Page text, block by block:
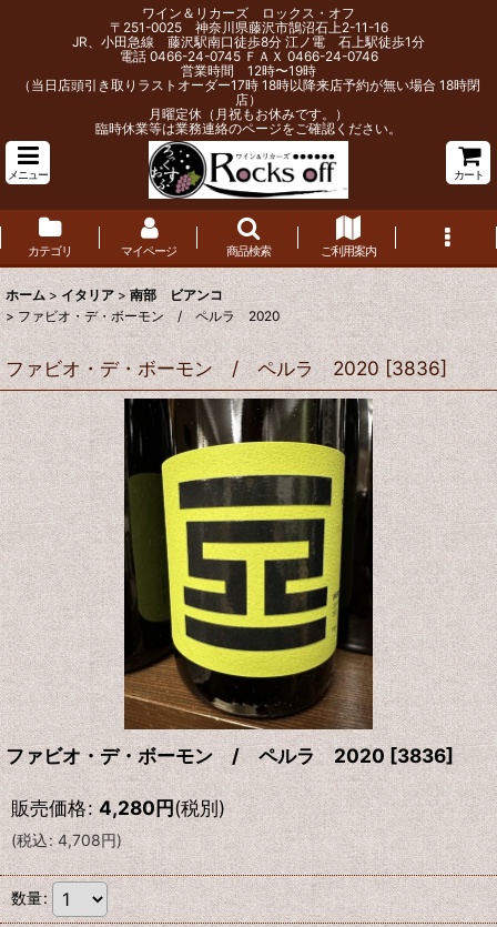
ワイン＆リカーズ ロックス・オフ
〒251-0025 神奈川県藤沢市鵠沼石上2-11-16
JR、小田急線 藤沢駅南口徒歩8分 江ノ電 石上駅徒歩1分
電話 0466-24-0745 ＦＡＸ 0466-24-0746
営業時間 12時〜19時
（当日店頭引き取りラストオーダー17時 18時以降来店予約が無い場合 18時閉
店）
月曜定休（月祝もお休みです。）
臨時休業等は業務連絡のページをご確認ください。
メニュー カート
カテゴリ マイページ 商品検索 ご利用案内
ホーム > イタリア > 南部 ビアンコ
> ファビオ・デ・ボーモン / ペルラ 2020
ファビオ・デ・ボーモン / ペルラ 2020 [3836]
ファビオ・デ・ボーモン / ペルラ 2020 [3836]
販売価格: 4,280円(税別)
(税込: 4,708円)
数量: